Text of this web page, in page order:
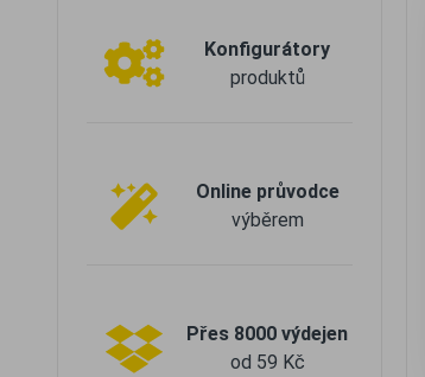
Konfigurátory
produktů
Online průvodce
výběrem
Přes 8000 výdejen
od 59 Kč